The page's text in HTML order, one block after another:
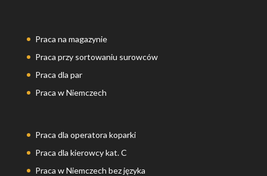
Praca na magazynie
Praca przy sortowaniu surowców
Praca dla par
Praca w Niemczech
Praca dla operatora koparki
Praca dla kierowcy kat. C
Praca w Niemczech bez języka